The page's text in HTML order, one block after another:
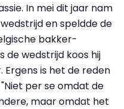
In mei dit jaar nam
en speldde de
bakker-
de wedstrijd koos hij
is het de reden
per se omdat de
maar omdat het